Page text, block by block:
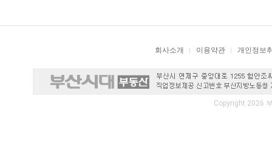
회사소개 이용약관 개인정보
Copyright 2026